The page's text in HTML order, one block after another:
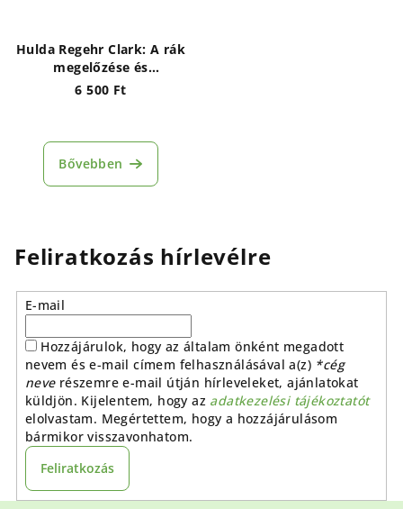
Hulda Regehr Clark: A rák
megelőzése és
gyógymódja
6 500 Ft
Bővebben
Feliratkozás hírlevélre
E-mail
Hozzájárulok, hogy az általam önként megadott
nevem és e-mail címem felhasználásával a(z) *cég
neverészemre e-mail útján hírleveleket, ajánlatokat
küldjön. Kijelentem, hogy az adatkezelési tájékoztatót
elolvastam. Megértettem, hogy a hozzájárulásom
bármikor visszavonhatom.
Feliratkozás